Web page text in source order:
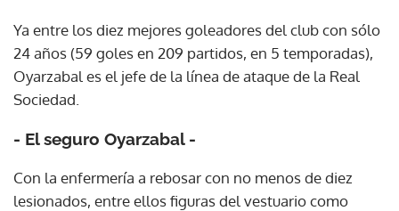
Ya entre los diez mejores goleadores del club con sólo
24 años (59 goles en 209 partidos, en 5 temporadas),
Oyarzabal es el jefe de la línea de ataque de la Real
Sociedad.
- El seguro Oyarzabal -
Con la enfermería a rebosar con no menos de diez
lesionados, entre ellos figuras del vestuario como